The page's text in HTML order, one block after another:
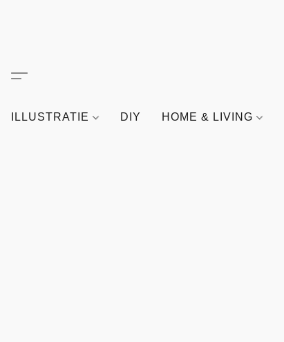
ILLUSTRATIE DIY HOME & LIVING